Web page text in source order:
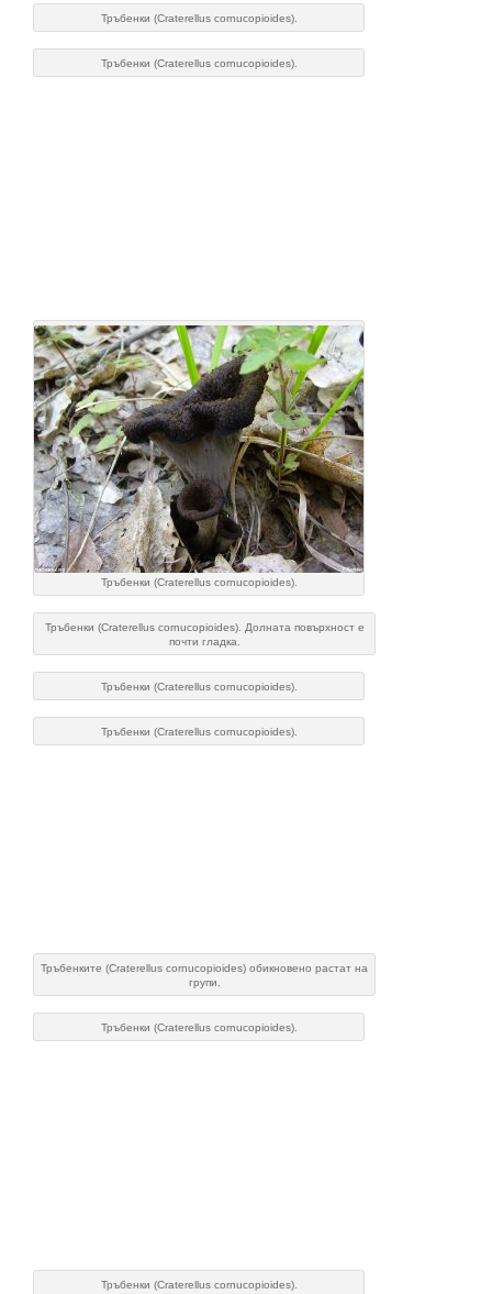
Тръбенки (Craterellus cornucopioides).
Тръбенки (Craterellus cornucopioides).
Тръбенки (Craterellus cornucopioides).
Тръбенки (Craterellus cornucopioides). Долната повърхност е
почти гладка.
Тръбенки (Craterellus cornucopioides).
Тръбенки (Craterellus cornucopioides).
Тръбенките (Craterellus cornucopioides) обикновено растат на
групи.
Тръбенки (Craterellus cornucopioides).
Тръбенки (Craterellus cornucopioides).